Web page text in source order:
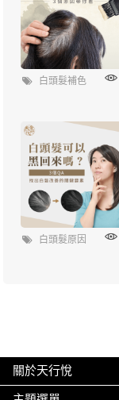
白頭髮補色
白頭髮原因
關於天行悅